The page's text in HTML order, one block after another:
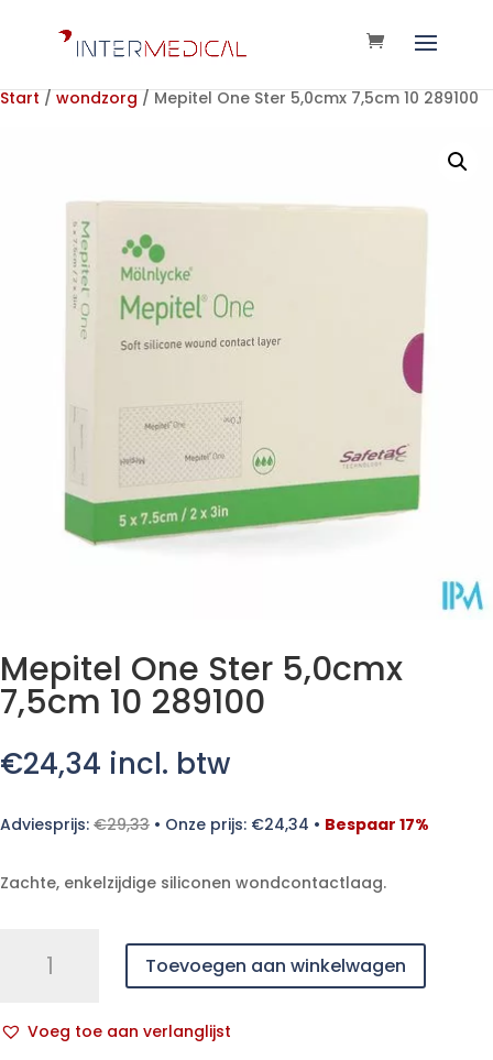
Start / wondzorg / Mepitel One Ster 5,0cmx 7,5cm 10 289100
Mepitel One Ster 5,0cmx
7,5cm 10 289100
€24,34 incl. btw
Adviesprijs: €29,33 • Onze prijs: €24,34 • Bespaar 17%
Zachte, enkelzijdige siliconen wondcontactlaag.
7,5cm
Toevoegen aan winkelwagen
Voeg toe aan verlanglijst